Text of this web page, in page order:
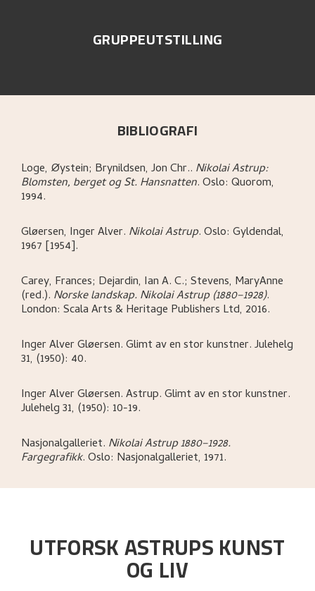
GRUPPEUTSTILLING
BIBLIOGRAFI
Loge, Øystein; Brynildsen, Jon Chr.. Nikolai Astrup:
Blomsten, berget og St. Hansnatten.Oslo: Quorom,
1994.
Gløersen, Inger Alver. Nikolai Astrup.Oslo: Gyldendal,
1967 [1954].
Carey, Frances; Dejardin, Ian A. C.; Stevens, MaryAnne
(red.). Norske landskap. Nikolai Astrup (1880–1928).
London: Scala Arts & Heritage Publishers Ltd, 2016.
Inger Alver Gløersen.Glimt av en stor kunstner.Julehelg
31, (1950): 40.
Inger Alver Gløersen.Astrup. Glimt av en stor kunstner.
Julehelg 31, (1950): 10-19.
Nasjonalgalleriet. Nikolai Astrup 1880–1928.
Fargegrafikk.Oslo: Nasjonalgalleriet, 1971.
UTFORSK ASTRUPS KUNST
OG LIV